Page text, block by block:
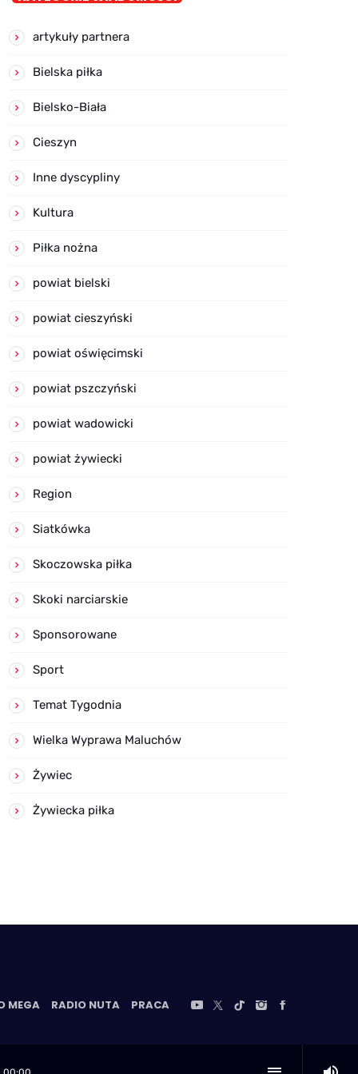
artykuły partnera
Bielska piłka
Bielsko-Biała
Cieszyn
Inne dyscypliny
Kultura
Piłka nożna
powiat bielski
powiat cieszyński
powiat oświęcimski
powiat pszczyński
powiat wadowicki
powiat żywiecki
Region
Siatkówka
Skoczowska piłka
Skoki narciarskie
Sponsorowane
Sport
Temat Tygodnia
Wielka Wyprawa Maluchów
Żywiec
Żywiecka piłka
MEGA RADIO NUTA PRACA